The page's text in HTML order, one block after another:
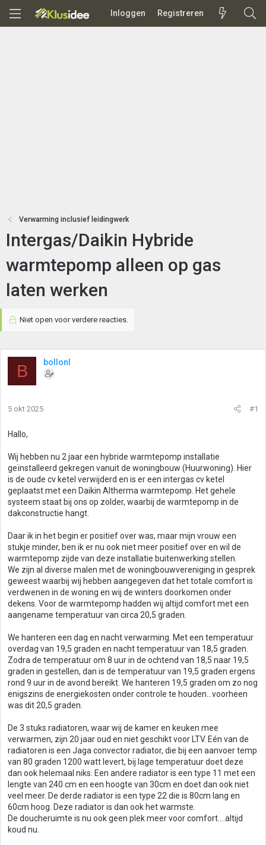
Inloggen Registreren
Verwarming inclusief leidingwerk
Intergas/Daikin Hybride
warmtepomp alleen op gas
laten werken
Niet open voor verdere reacties.
B bollonl
5 okt 2025 #1
Hallo,
Wij hebben nu 2 jaar een hybride warmtepomp installatie
geïnstalleerd gekregen vanuit de woningbouw (Huurwoning). Hier
is de oude cv ketel verwijderd en is er een intergas cv ketel
geplaatst met een Daikin Altherma warmtepomp. Het gehele
systeem staat bij ons op zolder, waarbij de warmtepomp in de
dakconstructie hangt.
Daar ik in het begin er positief over was, maar mijn vrouw een
stukje minder, ben ik er nu ook niet meer positief over en wil de
warmtepomp zijde van deze installatie buitenwerking stellen.
We zijn al diverse malen met de woningbouwvereniging in gesprek
geweest waarbij wij hebben aangegeven dat het totale comfort is
verdwenen in de woning en wij de winters doorkomen onder
dekens. Voor de warmtepomp hadden wij altijd comfort met een
aangename temperatuur van circa 20,5 graden.
We hanteren een dag en nacht verwarming. Met een temperatuur
overdag van 19,5 graden en nacht temperatuur van 18,5 graden.
Zodra de temperatuur om 8 uur in de ochtend van 18,5 naar 19,5
graden in gestellen, dan is de temperatuur van 19,5 graden ergens
rond 9 uur in de avond bereikt. We hanteren 19,5 graden om zo nog
enigszins de energiekosten onder controle te houden…voorheen
was dit 20,5 graden.
De 3 stuks radiatoren, waar wij de kamer en keuken mee
verwarmen, zijn 20 jaar oud en niet geschikt voor LTV. Eén van de
radiatoren is een Jaga convector radiator, die bij een aanvoer temp
van 80 graden 1200 watt levert, bij lage temperatuur doet deze
dan ook helemaal niks. Een andere radiator is een type 11 met een
lengte van 240 cm en een hoogte van 30cm en doet dan ook niet
veel meer. De derde radiator is een type 22 die is 80cm lang en
60cm hoog. Deze radiator is dan ook het warmste.
De doucheruimte is nu ook geen plek meer voor comfort….altijd
koud nu.